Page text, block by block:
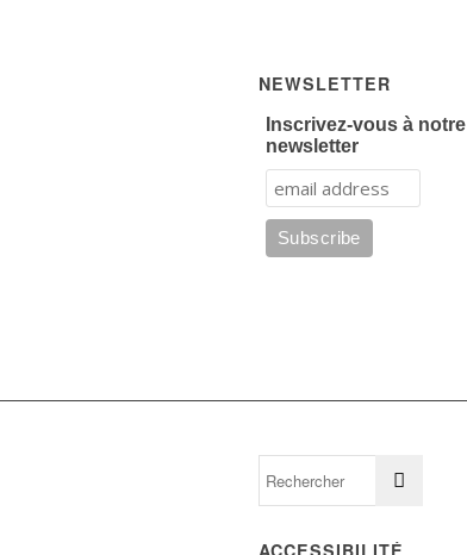
NEWSLETTER
Inscrivez-vous à notre
newsletter